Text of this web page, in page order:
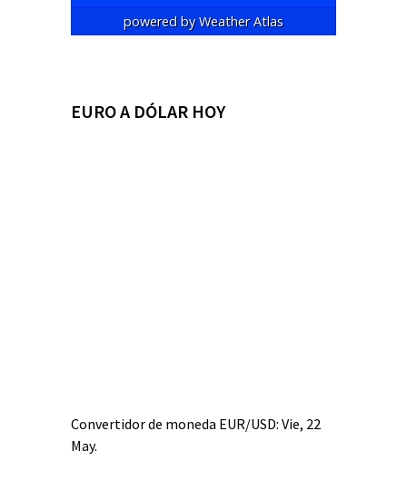
powered byWeather Atlas
EURO A DÓLAR HOY
Convertidor de moneda EUR/USD: Vie, 22
May.